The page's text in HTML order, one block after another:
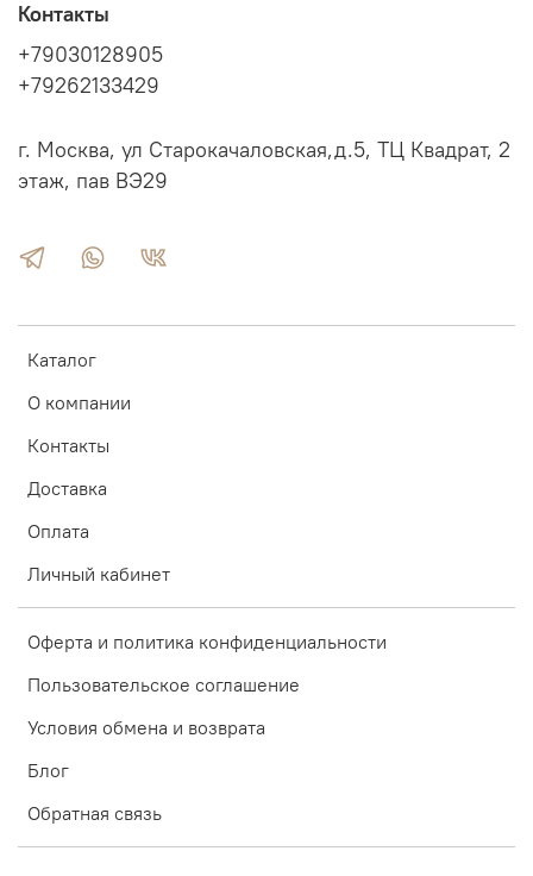
Каталог
О компании
Контакты
Доставка
Оплата
Личный кабинет
Оферта и политика конфиденциальности
Пользовательское соглашение
Условия обмена и возврата
Блог
Обратная связь
Контакты
+79030128905
+79262133429
г. Москва, ул Старокачаловская,д.5, ТЦ Квадрат, 2
этаж, пав ВЭ29